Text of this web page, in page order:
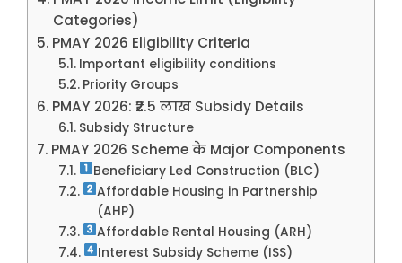
Categories)
PMAY 2026 Eligibility Criteria
Important eligibility conditions
Priority Groups
PMAY 2026: ₹2.5 लाख Subsidy Details
Subsidy Structure
PMAY 2026 Scheme के Major Components
Beneficiary Led Construction (BLC)
Affordable Housing in Partnership
(AHP)
Affordable Rental Housing (ARH)
Interest Subsidy Scheme (ISS)